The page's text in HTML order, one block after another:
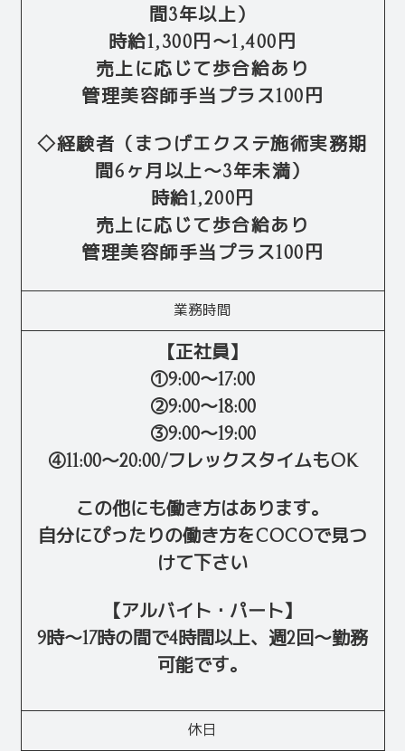
間3年以上）
時給1,300円～1,400円
売上に応じて歩合給あり
管理美容師手当プラス100円
◇経験者（まつげエクステ施術実務期
間6ヶ月以上～3年未満）
時給1,200円
売上に応じて歩合給あり
管理美容師手当プラス100円
業務時間
【正社員】
①9:00～17:00
②9:00～18:00
③9:00～19:00
④11:00～20:00/フレックスタイムもOK
この他にも働き方はあります。
自分にぴったりの働き方をCOCOで見つ
けて下さい
【アルバイト・パート】
9時～17時の間で4時間以上、週2回～勤務
可能です。
休日